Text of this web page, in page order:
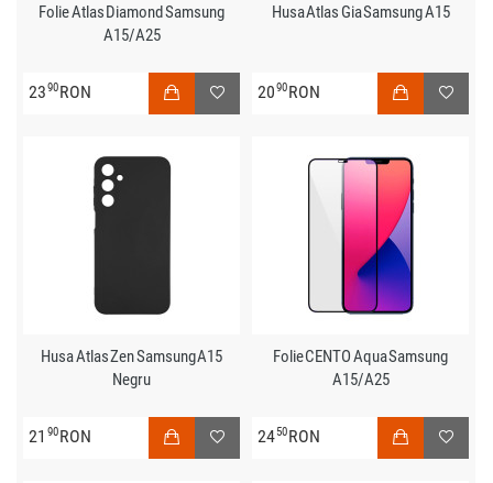
Folie Atlas Diamond Samsung
A15/A25
2390RON
Husa Atlas Gia Samsung A15
2090RON
Husa Atlas Zen Samsung A15
Negru
21 90RON
Folie CENTO Aqua Samsung
A15/A25
2450RON